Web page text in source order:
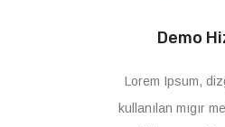
Demo
Lorem Ipsum,
kullanılan mıgır